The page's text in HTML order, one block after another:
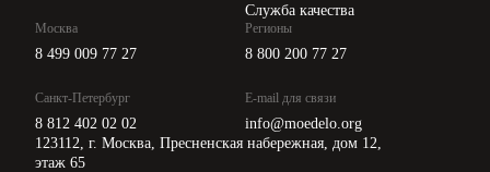
Служба качества
Москва
8 499 009 77 27
Санкт-Петербург
8 812 402 02 02
Регионы
8 800 200 77 27
E-mail для связи
info@moedelo.org
123112, г. Москва, Пресненская набережная, дом 12,
этаж 65